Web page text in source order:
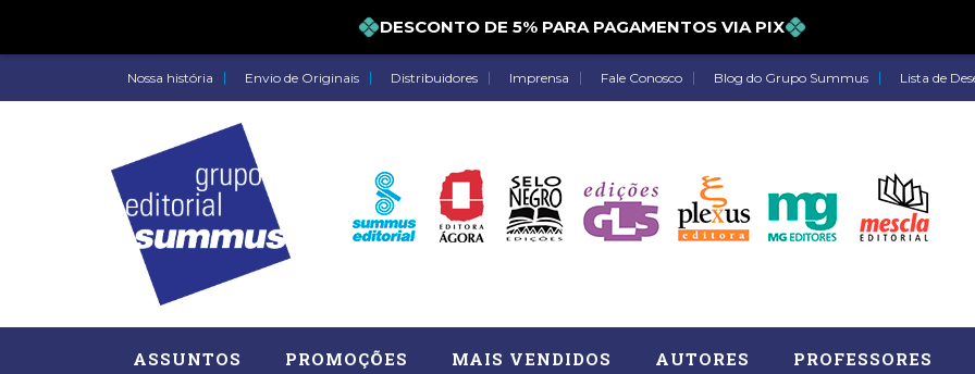
DESCONTO DE 5% PARA PAGAMENTOS VIA PIX
Nossa história Envio de Originais Distribuidores Imprensa Fale Conosco Blog do Grupo Summus Lista de
ASSUNTOS PROMOÇÕES MAIS VENDIDOS AUTORES PROFESSORES